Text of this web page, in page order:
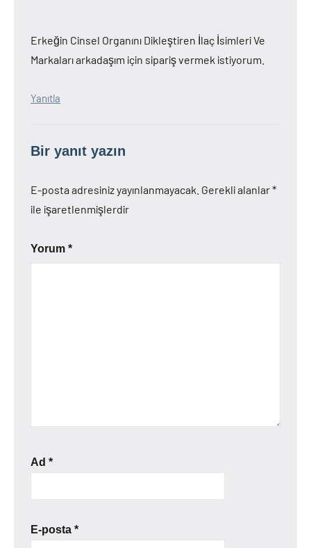
Erkeğin Cinsel Organını Dikleştiren İlaç İsimleri Ve
Markaları arkadaşım için sipariş vermek istiyorum.
Yanıtla
Bir yanıt yazın
E-posta adresiniz yayınlanmayacak. Gerekli alanlar*
ile işaretlenmişlerdir
Yorum *
Ad *
E-posta *